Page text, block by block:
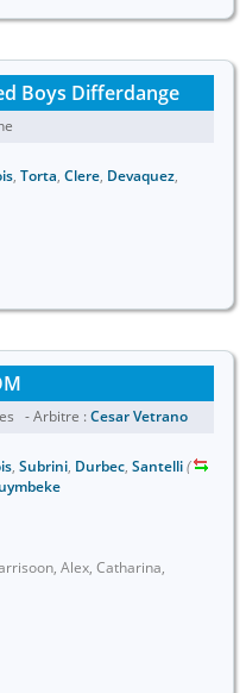
Boys Differdange
, Torta, Clere, Devaquez,
- Arbitre :Cesar Vetrano
, Subrini, Durbec, Santelli(
Alex, Catharina,